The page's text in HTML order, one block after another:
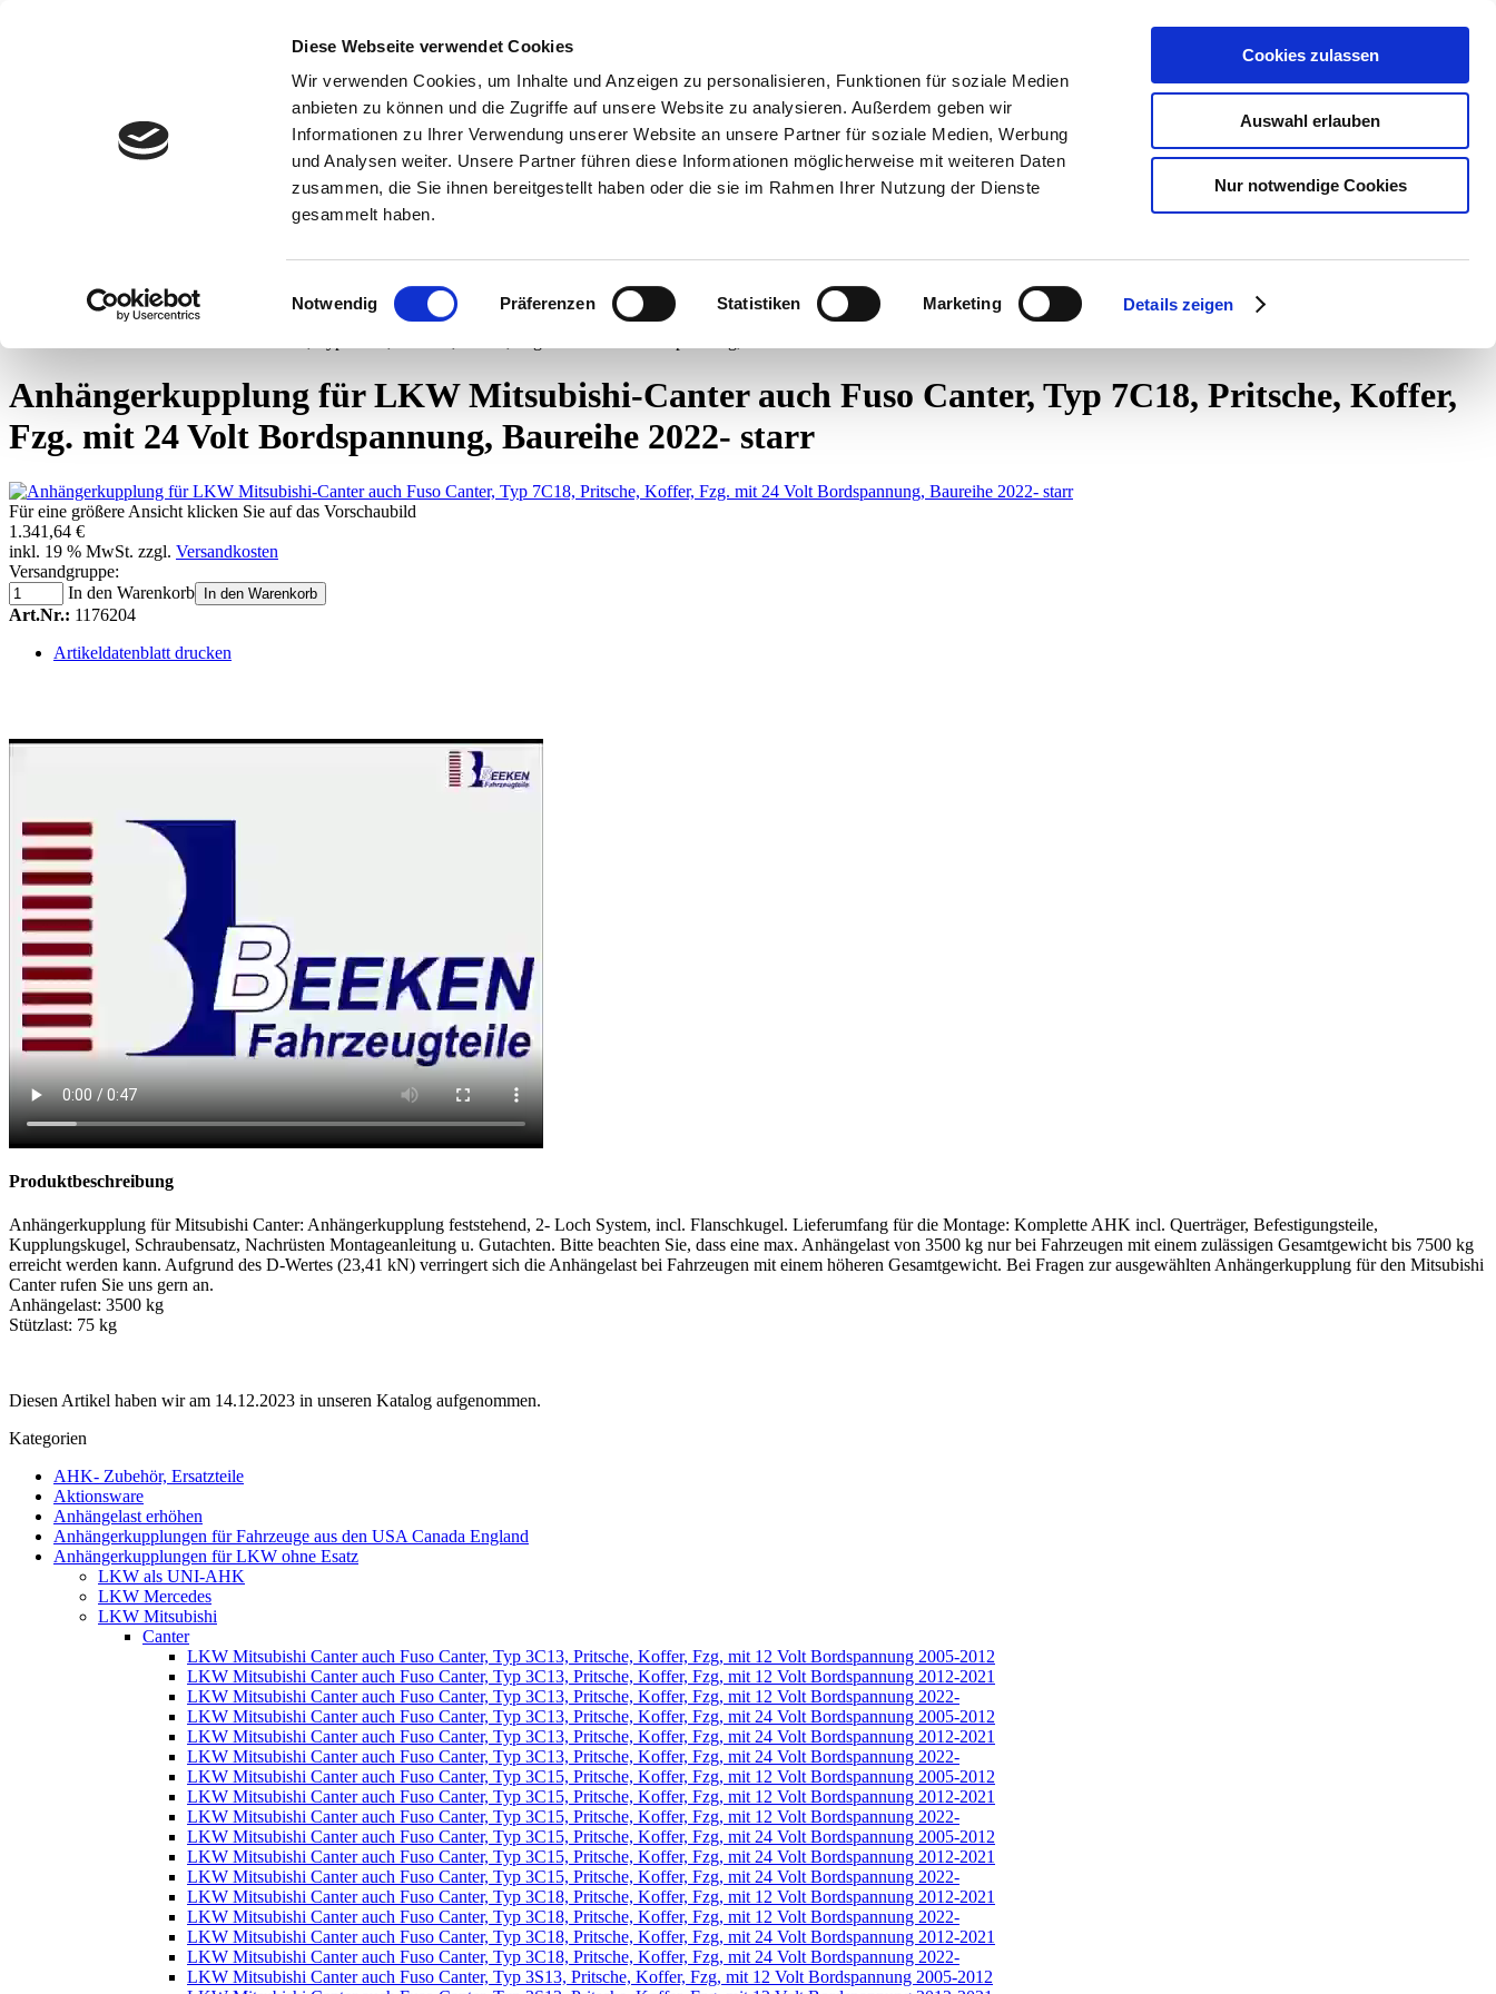
Diese Webseite verwendet Cookies
Wir verwenden Cookies, um Inhalte und Anzeigen zu personalisieren, Funktionen für soziale Medien
anbieten zu können und die Zugriffe auf unsere Website zu analysieren. Außerdem geben wir
Informationen zu Ihrer Verwendung unserer Website an unsere Partner für soziale Medien, Werbung
und Analysen weiter. Unsere Partner führen diese Informationen möglicherweise mit weiteren Daten
zusammen, die Sie ihnen bereitgestellt haben oder die sie im Rahmen Ihrer Nutzung der Dienste
gesammelt haben.
Einwilligungsauswahl
Notwendig Präferenzen Statistiken Marketing Details zeigen
Cookies zulassen
Auswahl erlauben
Nur notwendige Cookies
Anhängerkupplungen für LKW ohne Esatz LKW Mitsubishi LKW Mitsubishi Canter auch Fuso Canter, Typ 7C18, Pritsche, Koffer, Fzg, mit 24 Volt Bordspannung 2022-
Anhängerkupplung für LKW Mitsubishi-Canter auch Fuso Canter, Typ 7C18, Pritsche, Koffer,
Fzg. mit 24 Volt Bordspannung, Baureihe 2022- starr
Für eine größere Ansicht klicken Sie auf das Vorschaubild
1.341,64 €
inkl. 19 % MwSt. zzgl. Versandkosten
Versandgruppe:
In den Warenkorb
In den Warenkorb
Art.Nr.: 1176204
Artikeldatenblatt drucken
Produktbeschreibung
Anhängerkupplung für Mitsubishi Canter: Anhängerkupplung feststehend, 2- Loch System, incl. Flanschkugel. Lieferumfang für die Montage: Komplette AHK incl. Querträger, Befestigungsteile,
Kupplungskugel, Schraubensatz, Nachrüsten Montageanleitung u. Gutachten. Bitte beachten Sie, dass eine max. Anhängelast von 3500 kg nur bei Fahrzeugen mit einem zulässigen Gesamtgewicht bis 7500 kg
erreicht werden kann. Aufgrund des D-Wertes (23,41 kN) verringert sich die Anhängelast bei Fahrzeugen mit einem höheren Gesamtgewicht. Bei Fragen zur ausgewählten Anhängerkupplung für den Mitsubishi
Canter rufen Sie uns gern an.
Anhängelast: 3500 kg
Stützlast: 75 kg
Diesen Artikel haben wir am 14.12.2023 in unseren Katalog aufgenommen.
Kategorien
AHK- Zubehör, Ersatzteile
Aktionsware
Anhängelast erhöhen
Anhängerkupplungen für Fahrzeuge aus den USA Canada England
Anhängerkupplungen für LKW ohne Esatz
LKW als UNI-AHK
LKW Mercedes
LKW Mitsubishi
Canter
LKW Mitsubishi Canter auch Fuso Canter, Typ 3C13, Pritsche, Koffer, Fzg, mit 12 Volt Bordspannung 2005-2012
LKW Mitsubishi Canter auch Fuso Canter, Typ 3C13, Pritsche, Koffer, Fzg, mit 12 Volt Bordspannung 2012-2021
LKW Mitsubishi Canter auch Fuso Canter, Typ 3C13, Pritsche, Koffer, Fzg, mit 12 Volt Bordspannung 2022-
LKW Mitsubishi Canter auch Fuso Canter, Typ 3C13, Pritsche, Koffer, Fzg, mit 24 Volt Bordspannung 2005-2012
LKW Mitsubishi Canter auch Fuso Canter, Typ 3C13, Pritsche, Koffer, Fzg, mit 24 Volt Bordspannung 2012-2021
LKW Mitsubishi Canter auch Fuso Canter, Typ 3C13, Pritsche, Koffer, Fzg, mit 24 Volt Bordspannung 2022-
LKW Mitsubishi Canter auch Fuso Canter, Typ 3C15, Pritsche, Koffer, Fzg, mit 12 Volt Bordspannung 2005-2012
LKW Mitsubishi Canter auch Fuso Canter, Typ 3C15, Pritsche, Koffer, Fzg, mit 12 Volt Bordspannung 2012-2021
LKW Mitsubishi Canter auch Fuso Canter, Typ 3C15, Pritsche, Koffer, Fzg, mit 12 Volt Bordspannung 2022-
LKW Mitsubishi Canter auch Fuso Canter, Typ 3C15, Pritsche, Koffer, Fzg, mit 24 Volt Bordspannung 2005-2012
LKW Mitsubishi Canter auch Fuso Canter, Typ 3C15, Pritsche, Koffer, Fzg, mit 24 Volt Bordspannung 2012-2021
LKW Mitsubishi Canter auch Fuso Canter, Typ 3C15, Pritsche, Koffer, Fzg, mit 24 Volt Bordspannung 2022-
LKW Mitsubishi Canter auch Fuso Canter, Typ 3C18, Pritsche, Koffer, Fzg, mit 12 Volt Bordspannung 2012-2021
LKW Mitsubishi Canter auch Fuso Canter, Typ 3C18, Pritsche, Koffer, Fzg, mit 12 Volt Bordspannung 2022-
LKW Mitsubishi Canter auch Fuso Canter, Typ 3C18, Pritsche, Koffer, Fzg, mit 24 Volt Bordspannung 2012-2021
LKW Mitsubishi Canter auch Fuso Canter, Typ 3C18, Pritsche, Koffer, Fzg, mit 24 Volt Bordspannung 2022-
LKW Mitsubishi Canter auch Fuso Canter, Typ 3S13, Pritsche, Koffer, Fzg, mit 12 Volt Bordspannung 2005-2012